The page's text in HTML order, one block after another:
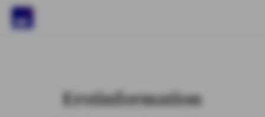
Erstinformation